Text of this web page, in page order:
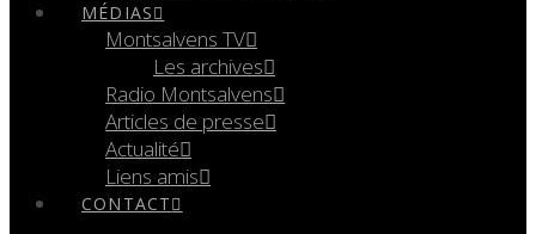
MÉDIAS
Montsalvens TV
Les archives
Radio Montsalvens
Articles de presse
Actualité
Liens amis
CONTACT